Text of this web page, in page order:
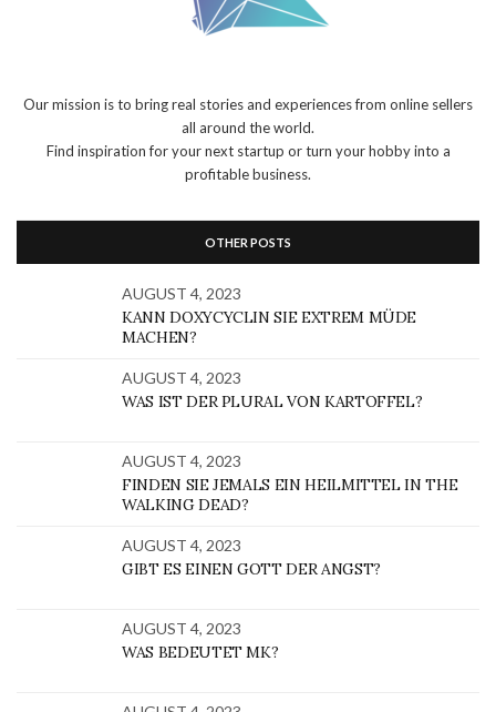
Our mission is to bring real stories and experiences from online sellers
all around the world.
Find inspiration for your next startup or turn your hobby into a
profitable business.
OTHER POSTS
AUGUST 4, 2023
KANN DOXYCYCLIN SIE EXTREM MÜDE
MACHEN?
AUGUST 4, 2023
WAS IST DER PLURAL VON KARTOFFEL?
AUGUST 4, 2023
FINDEN SIE JEMALS EIN HEILMITTEL IN THE
WALKING DEAD?
AUGUST 4, 2023
GIBT ES EINEN GOTT DER ANGST?
AUGUST 4, 2023
WAS BEDEUTET MK?